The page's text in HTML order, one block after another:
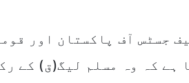
جسٹس آف پاکستان اور
ہے کہ وہ مسلم لیگ(ق) کے